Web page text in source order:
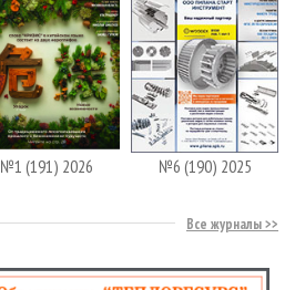
№1 (191) 2026 №6 (190) 2025
Все журналы